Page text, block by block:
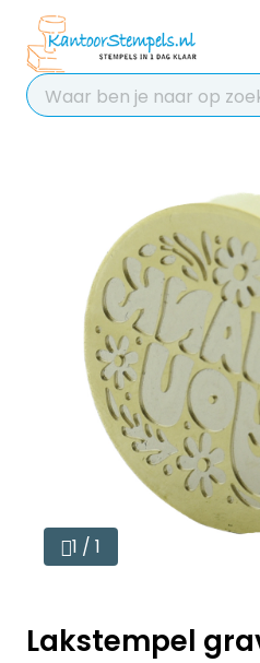
Chat 24/7
voor hulp
Contact
1 / 1
Lakstempel